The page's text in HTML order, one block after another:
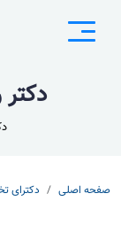
صفحه اصلی دکترای